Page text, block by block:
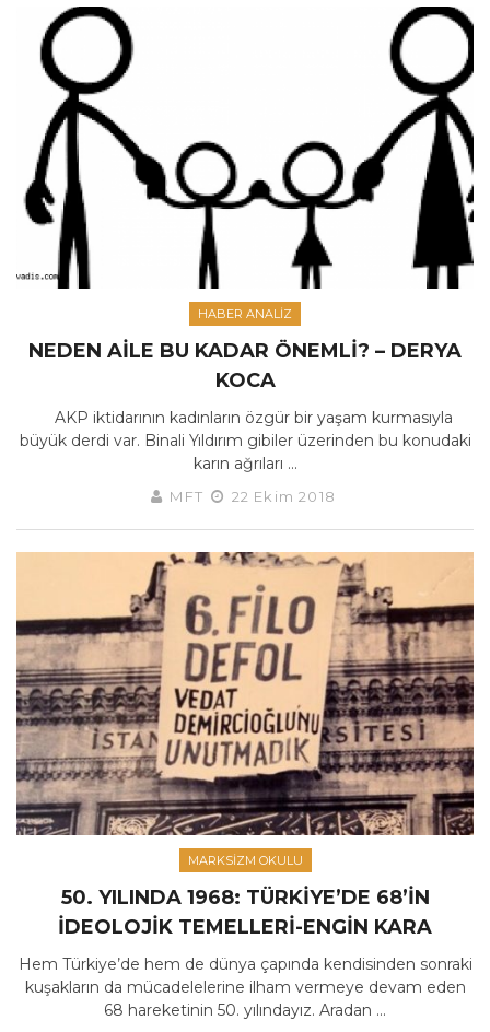
HABER ANALIZ
NEDEN AILE BU KADAR ÖNEMLI? – DERYA
KOCA
AKP iktidarının kadınların özgür bir yaşam kurmasıyla
büyük derdi var. Binali Yıldırım gibiler üzerinden bu konudaki
karın ağrıları ...
MFT 22 Ekim 2018
MARKSIZM OKULU
50. YILINDA 1968: TÜRKIYE’DE 68’IN
İDEOLOJIK TEMELLERI-ENGIN KARA
Hem Türkiye’de hem de dünya çapında kendisinden sonraki
kuşakların da mücadelelerine ilham vermeye devam eden
68 hareketinin 50. yılındayız. Aradan ...